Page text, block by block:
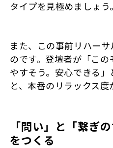
タイプを見極めましょう。
また、この事前リハー
のです。登壇者が「こ
やすそう。安心できる」
と、本番のリラックス度
「問い」と「繋ぎ
をつくる